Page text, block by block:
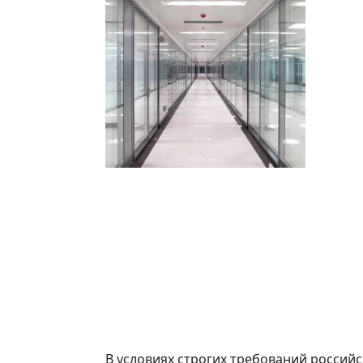
В условиях строгих требований